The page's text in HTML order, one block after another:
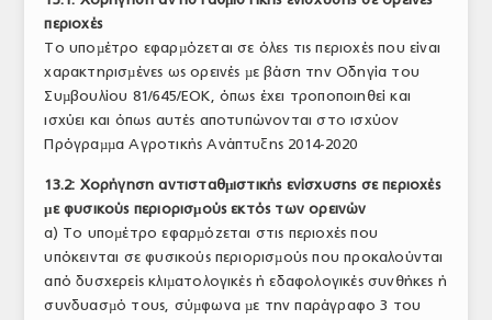
περιοχές
Το υποµέτρο εφαρµόζεται σε όλες τις περιοχές που είναι
χαρακτηρισµένες ως ορεινές µε βάση την Οδηγία του
Συµβουλίου 81/645/ΕΟΚ, όπως έχει τροποποιηθεί και
ισχύει και όπως αυτές αποτυπώνονται στο ισχύον
Πρόγραµµα Αγροτικής Ανάπτυξης 2014-2020
13.2: Χορήγηση αντισταθµιστικής ενίσχυσης σε περιοχές
µε φυσικούς περιορισµούς εκτός των ορεινών
α) Το υποµέτρο εφαρµόζεται στις περιοχές που
υπόκεινται σε φυσικούς περιορισµούς που προκαλούνται
από δυσχερείς κλιµατολογικές ή εδαφολογικές συνθήκες ή
συνδυασµό τους, σύµφωνα µε την παράγραφο 3 του